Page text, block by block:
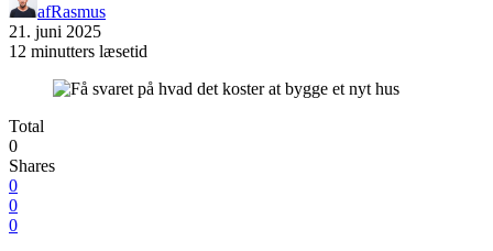
afRasmus
21. juni 2025
12 minutters læsetid
Total
0
Shares
0
0
0